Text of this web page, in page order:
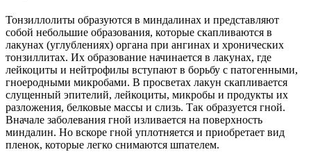
Тонзиллолиты образуются в миндалинах и представляют
собой небольшие образования, которые скапливаются в
лакунах (углублениях) органа при ангинах и хронических
тонзиллитах. Их образование начинается в лакунах, где
лейкоциты и нейтрофилы вступают в борьбу с патогенными,
гноеродными микробами. В просветах лакун скапливается
слущенный эпителий, лейкоциты, микробы и продукты их
разложения, белковые массы и слизь. Так образуется гной.
Вначале заболевания гной изливается на поверхность
миндалин. Но вскоре гной уплотняется и приобретает вид
пленок, которые легко снимаются шпателем.